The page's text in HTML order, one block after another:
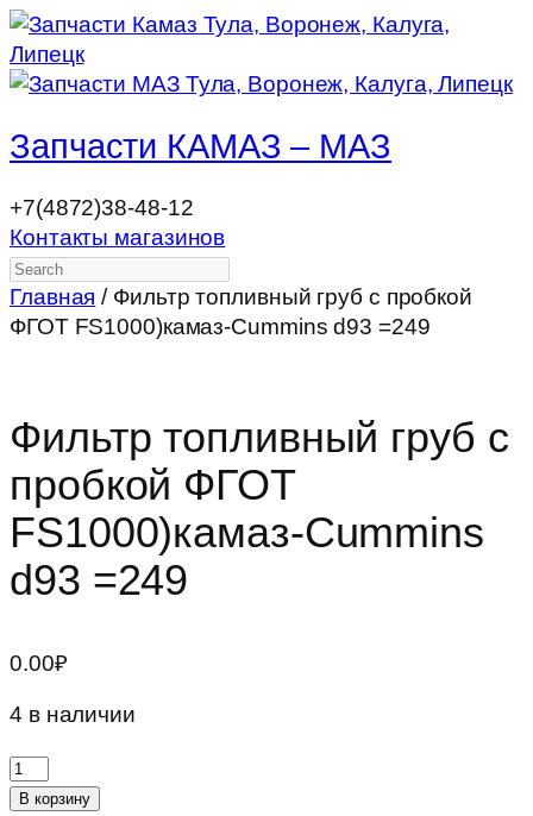
Запчасти КАМАЗ – МАЗ
+7(4872)38-48-12
Контакты магазинов
Search
Главная / Фильтр топливный груб с пробкой
ФГОТ FS1000)камаз-Cummins d93 =249
Фильтр топливный груб с
пробкой ФГОТ
FS1000)камаз-Cummins
d93 =249
0.00₽
4 в наличии
Количество
товара
В корзину